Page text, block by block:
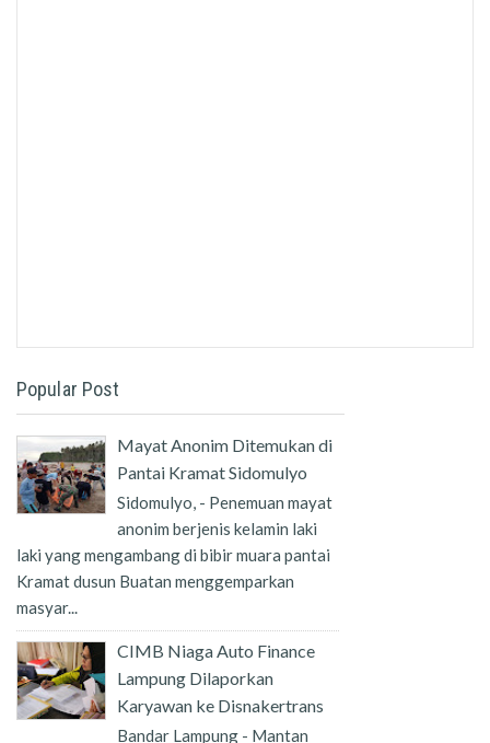
Popular Post
Mayat Anonim Ditemukan di
Pantai Kramat Sidomulyo
Sidomulyo, - Penemuan mayat
anonim berjenis kelamin laki
laki yang mengambang di bibir muara pantai
Kramat dusun Buatan menggemparkan
masyar...
CIMB Niaga Auto Finance
Lampung Dilaporkan
Karyawan ke Disnakertrans
Bandar Lampung - Mantan